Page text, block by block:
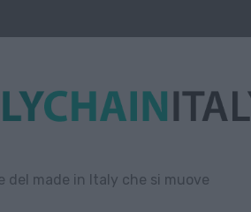
del made in Italy che si muove